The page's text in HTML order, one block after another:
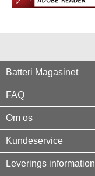
Batteri Magasinet
FAQ
Om os
Kundeservice
Leverings information